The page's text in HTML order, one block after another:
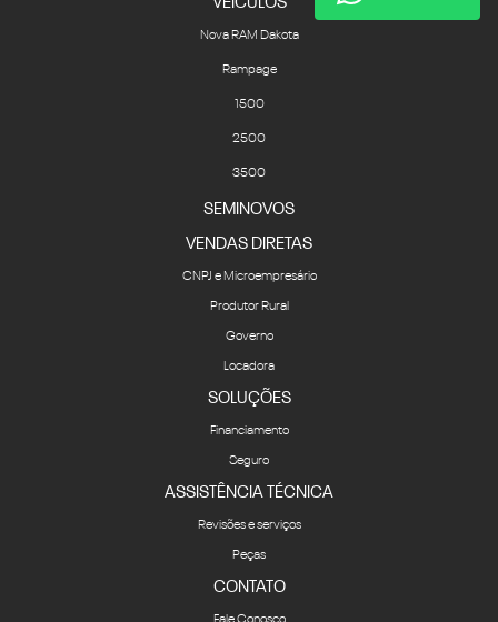
Nova RAM Dakota
Rampage
1500
2500
3500
SEMINOVOS
VENDAS DIRETAS
CNPJ e Microempresário
Produtor Rural
Governo
Locadora
SOLUÇÕES
Financiamento
Seguro
ASSISTÊNCIA TÉCNICA
Revisões e serviços
Peças
CONTATO